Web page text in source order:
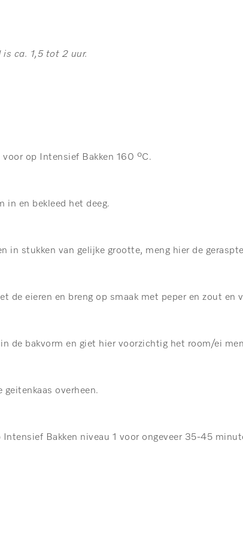
ca. 1,5 tot 2 uur.
voor op Intensief Bakken 160 ºC.
in en bekleed het deeg.
in stukken van gelijke grootte, meng hier de
de eieren en breng op smaak met peper en zout en
de bakvorm en giet hier voorzichtig het room/ei
geitenkaas overheen.
Intensief Bakken niveau 1 voor ongeveer 35-45